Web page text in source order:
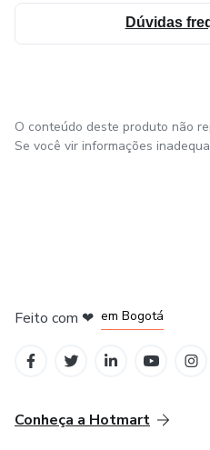
Dúvidas
O conteúdo deste produto não
Se você vir informações
Feito com ❤ em Bogotá
Conheça a Hotmart